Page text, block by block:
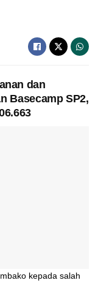
dan
Basecamp SP2,
kepada salah